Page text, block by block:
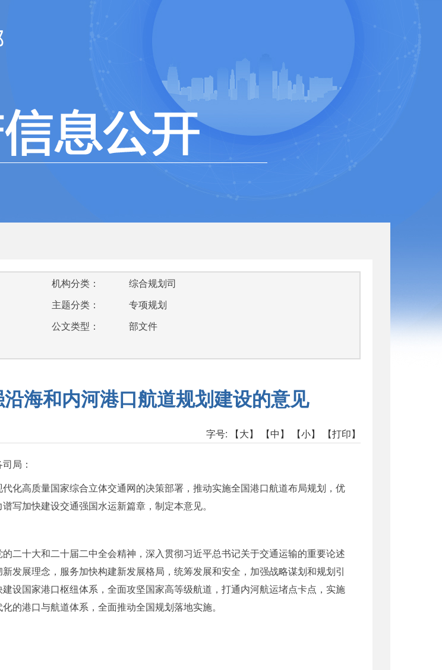
机构分类：
综合规划司
主题分类：
专项规划
公文类型：
部文件
海和内河港口航道规划建设的意见
字号: 【大】 【中】 【小】 【打印】
局：
化高质量国家综合立体交通网的决策部署，推动实施全国港口航道布局规划，优
写加快建设交通强国水运新篇章，制定本意见。
二十大和二十届二中全会精神，深入贯彻习近平总书记关于交通运输的重要论述
发展理念，服务加快构建新发展格局，统筹发展和安全，加强战略谋划和规划引
设国家港口枢纽体系，全面攻坚国家高等级航道，打通内河航运堵点卡点，实施
的港口与航道体系，全面推动全国规划落地实施。